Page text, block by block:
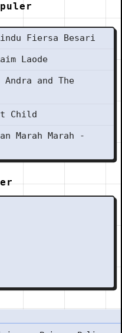
Fiersa Besari
Laode
and The
Child
Marah Marah -